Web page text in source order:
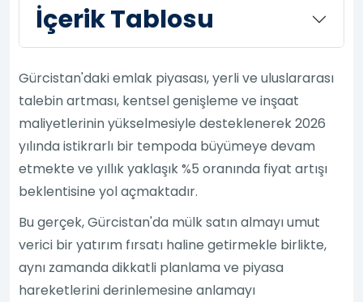
İçerik Tablosu
Gürcistan'daki emlak piyasası, yerli ve uluslararası
talebin artması, kentsel genişleme ve inşaat
maliyetlerinin yükselmesiyle desteklenerek 2026
yılında istikrarlı bir tempoda büyümeye devam
etmekte ve yıllık yaklaşık %5 oranında fiyat artışı
beklentisine yol açmaktadır.
Bu gerçek, Gürcistan'da mülk satın almayı umut
verici bir yatırım fırsatı haline getirmekle birlikte,
aynı zamanda dikkatli planlama ve piyasa
hareketlerini derinlemesine anlamayı